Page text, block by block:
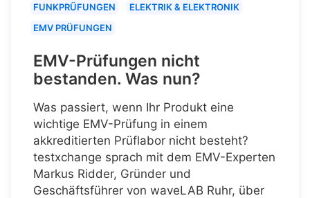
FUNKPRÜFUNGEN
ELEKTRIK & ELEKTRONIK
EMV PRÜFUNGEN
EMV-Prüfungen nicht
bestanden. Was nun?
Was passiert, wenn Ihr Produkt eine
wichtige EMV-Prüfung in einem
akkreditierten Prüflabor nicht besteht?
testxchange sprach mit dem EMV-Experten
Markus Ridder, Gründer und
Geschäftsführer von waveLAB Ruhr, über